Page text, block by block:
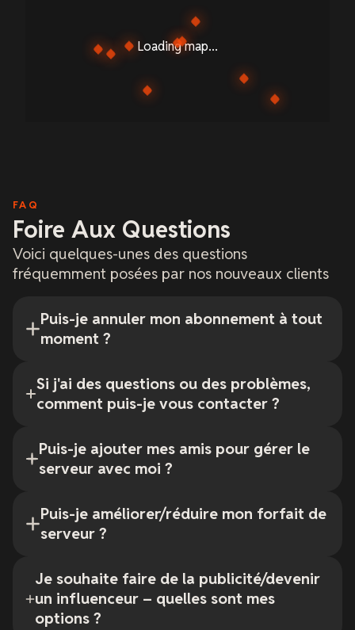
Loading map...
FAQ
Foire Aux Questions
Voici quelques-unes des questions
fréquemment posées par nos nouveaux clients
Puis-je annuler mon abonnement à tout
moment ?
Si j'ai des questions ou des problèmes,
comment puis-je vous contacter ?
Puis-je ajouter mes amis pour gérer le
serveur avec moi ?
Puis-je améliorer/réduire mon forfait de
serveur ?
Je souhaite faire de la publicité/devenir
un influenceur – quelles sont mes
options ?